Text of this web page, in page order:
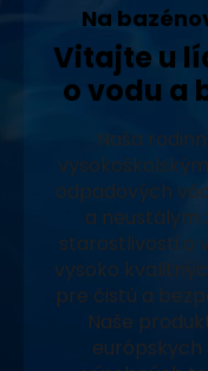
Na
Vitajte u
o vodu a
Naša
odpadových
a
starostlivosti o
vysoko
pre čistú a
Naše